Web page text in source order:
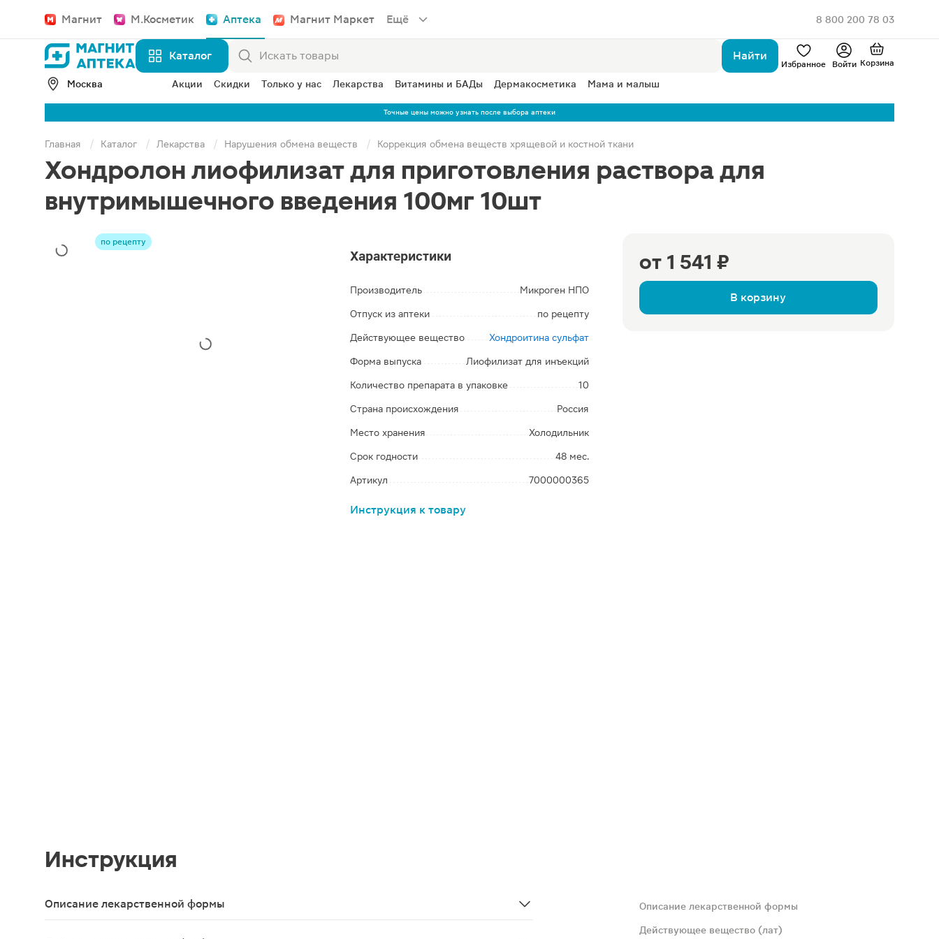
Магнит М.Косметик Аптека Магнит Маркет Ещё 8 800 200 78 03
Каталог Найти
Избранное Войти Корзина
Москва Акции Скидки Только у нас Лекарства Витамины и БАДы Дермакосметика Мама и малыш
Точные цены можно узнать после выбора аптеки
Главная Каталог Лекарства Нарушения обмена веществ Коррекция обмена веществ хрящевой и костной ткани
Хондролон лиофилизат для приготовления раствора для
внутримышечного введения 100мг 10шт
по рецепту
от 1 541 ₽
В корзину
Характеристики
Производитель Микроген НПО
Отпуск из аптеки по рецепту
Действующее вещество Хондроитина сульфат
Форма выпуска Лиофилизат для инъекций
Количество препарата в упаковке 10
Страна происхождения Россия
Место хранения Холодильник
Срок годности 48 мес.
Артикул 7000000365
Инструкция к товару
Инструкция
Описание лекарственной формы
Лиофилизат для приготовления раствора для в/м введения, 100 мг - ампулы (10) в комплекте с растворителем (вода д/и 1 мл - амп. 10 шт.) - пачки картонные
Описание лекарственной формы
Действующее вещество (лат)